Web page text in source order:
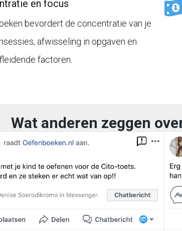
en focus
bevordert de concentratie van je
afwisseling in opgaven en
factoren.
Wat anderen zeggen